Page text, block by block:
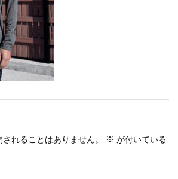
ン2026 大会オリ...
ラソン...
れることはありません。
※ が付いている